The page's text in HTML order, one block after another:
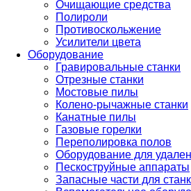
Очищающие средства
Полироли
Противоскольжение
Усилители цвета
Оборудование
Гравировальные станки
Отрезные станки
Мостовые пилы
Колено-рычажные станки
Канатные пилы
Газовые горелки
Переполировка полов
Оборудование для
Пескоструйные аппараты
Запасные части для